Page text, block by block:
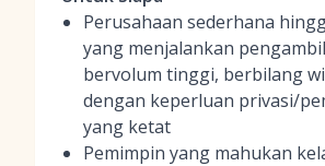
Perusahaan sederhana
yang menjalankan
bervolum tinggi, berbilang
dengan keperluan privasi/
yang ketat
Pemimpin yang mahukan